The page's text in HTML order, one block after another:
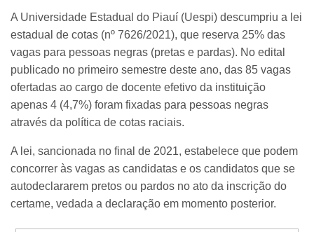
A Universidade Estadual do Piauí (Uespi) descumpriu a lei
estadual de cotas (nº 7626/2021), que reserva 25% das
vagas para pessoas negras (pretas e pardas). No edital
publicado no primeiro semestre deste ano, das 85 vagas
ofertadas ao cargo de docente efetivo da instituição
apenas 4 (4,7%) foram fixadas para pessoas negras
através da política de cotas raciais.
A lei, sancionada no final de 2021, estabelece que podem
concorrer às vagas as candidatas e os candidatos que se
autodeclararem pretos ou pardos no ato da inscrição do
certame, vedada a declaração em momento posterior.